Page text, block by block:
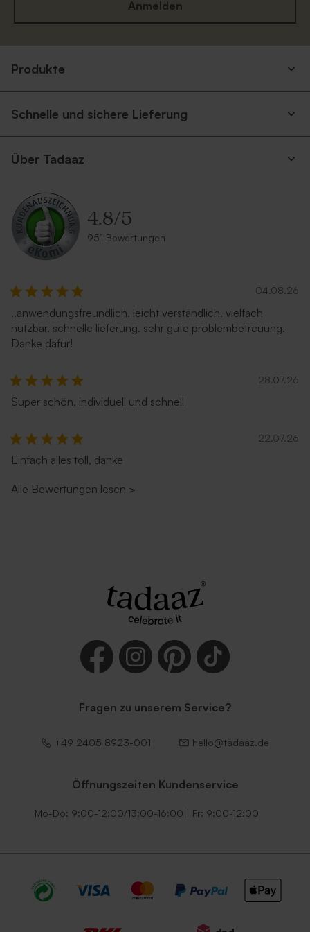
Umschlag 'glänzendes Silber'
Umschlag 'Hellblau'
Umschlag 'Grün' Umschlag 'Terrakotta'
Anmelden
Produkte
Schnelle und sichere Lieferung
Über Tadaaz
4.8/5
951 Bewertungen
04.08.26
..anwendungsfreundlich. leicht verständlich. vielfach
nutzbar. schnelle lieferung. sehr gute problembetreuung.
Danke dafür!
28.07.26
Super schön, individuell und schnell
22.07.26
Einfach alles toll, danke
Alle Bewertungen lesen >
Fragen zu unserem Service?
+49 2405 8923-001 hello@tadaaz.de
Öffnungszeiten Kundenservice
Mo-Do: 9:00-12:00/13:00-16:00 | Fr: 9:00-12:00